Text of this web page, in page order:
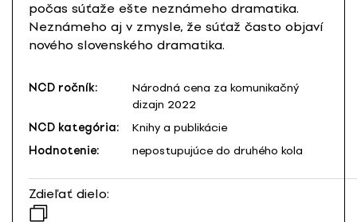
počas súťaže ešte neznámeho dramatika.
Neznámeho aj v zmysle, že súťaž často objaví
nového slovenského dramatika.
NCD ročník:
Národná cena za komunikačný
dizajn 2022
NCD kategória:
Knihy a publikácie
Hodnotenie:
nepostupujúce do druhého kola
Zdieľať dielo: